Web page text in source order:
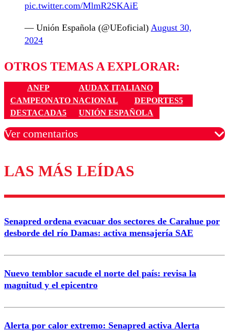
pic.twitter.com/MlmR2SKAiE
— Unión Española (@UEoficial) August 30,
2024
OTROS TEMAS A EXPLORAR:
ANFP
AUDAX ITALIANO
CAMPEONATO NACIONAL
DEPORTES5
DESTACADA5
UNIÓN ESPAÑOLA
Ver comentarios
Los comentarios son moderados para garantizar un
diálogo respetuoso.
Correo
LAS MÁS LEÍDAS
Senapred ordena evacuar dos sectores de Carahue por
desborde del río Damas: activa mensajería SAE
Nuevo temblor sacude el norte del país: revisa la
magnitud y el epicentro
Alerta por calor extremo: Senapred activa Alerta